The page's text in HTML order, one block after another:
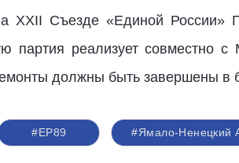
XXII Съезде «Единой России»
партия реализует совместно
должны быть завершены в
#ЕР89 #Ямало-Ненецкий